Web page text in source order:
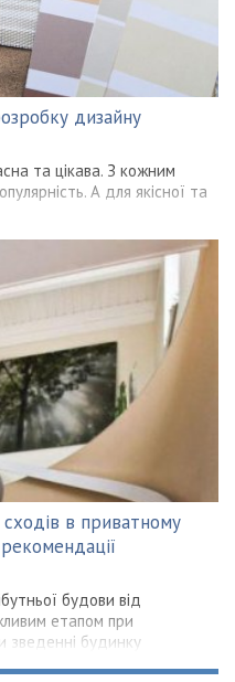
дизайну
та цікава. З кожним
А для якісної та
в приватному
будови від
етапом при
зведенні будинку